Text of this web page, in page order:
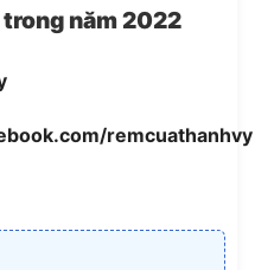
năm 2022
remcuathanhvy